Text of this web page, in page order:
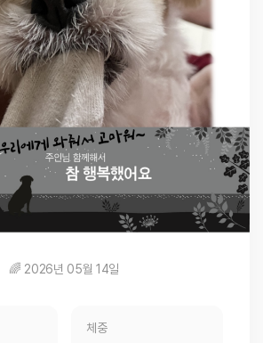
🌈 2026년 05월 14일
체중